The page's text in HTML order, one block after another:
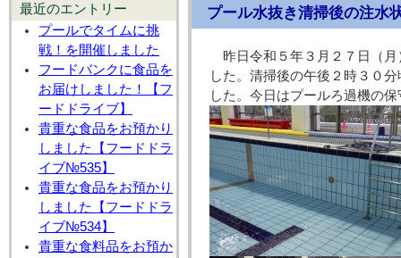
最近のエントリー
プールでタイムに挑
戦！を開催しました
フードバンクに食品を
お届けしました！【フ
ードドライブ】
貴重な食品をお預かり
しました【フードドラ
イブ№535】
貴重な食品をお預かり
しました【フードドラ
イブ№534】
貴重な食料品をお預か
プール水抜き清掃後の注水
昨日令和５年３月２７日（
した。清掃後の午後２時３０
した。今日はプールろ過機の